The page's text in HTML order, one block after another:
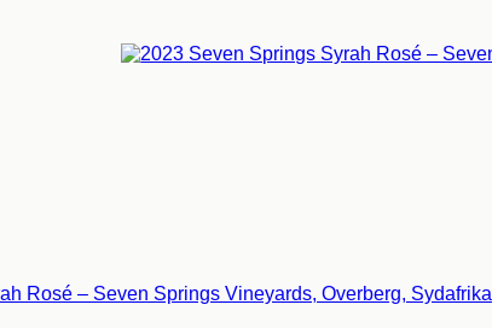
Rosé – Seven Springs Vineyards, Overberg, Sydafrika